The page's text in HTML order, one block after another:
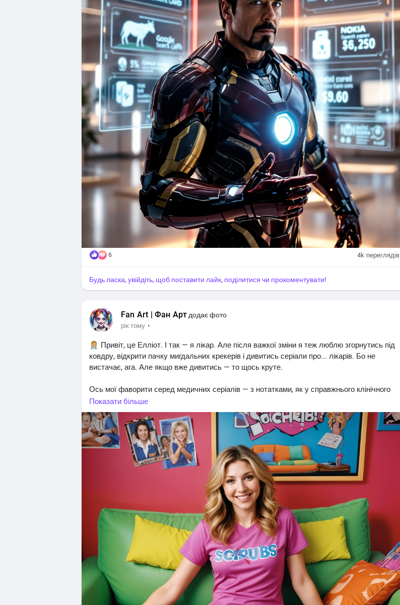
отримали ліцензію від Disney, зробили тонну іграшок, а вже потім, у 1972 році, відкрили
для себе світ відеоігор.
4. 🔍 Коли ти в останнє гуглив? Коли? Скажу так: прямо в цей момент в Google
вбивають 40 000 запитів за секунду. На день — 3,7 мільярда. На рік — 1,2 трильйона.
5. 🧻 Nokia — не лише про телефони. Колись цей гігант починав як... паперовий
комбінат. У 1865 році вони робили туалетний папір, а потім — кабелі, гуму, шини, й тільки
в кінці XX століття відкрили для себе мобільні телефони.
6. 💵 Ти здивуєшся, але 92% усіх грошей існують лише в цифрах. Так-так, лише в
комп’ютерах, платіжних системах, банківських рахунках. Тобто лише 8% — це справжні,
паперові чи металеві гроші, а все інше — просто цифри в системі.
🌐 Так, наш світ — той ще коктейль із цифр, гіків, телефонів, кіз та гральних карт. І в
цьому кайф.
З повагою від людини, чий костюм не глючить,
Тоні Старк 🦾⚡
#супер_факт #супер_порада
6 4k переглядів
Будь ласка, увійдіть, щоб поставити лайк, поділитися чи прокоментувати!
Fan Art | Фан Арт додає фото
рік тому ·
👩🏼‍⚕️ Привіт, це Елліот. І так — я лікар. Але після важкої зміни я теж люблю згорнутись під
ковдру, відкрити пачку мигдальних крекерів і дивитись серіали про... лікарів. Бо не
вистачає, ага. Але якщо вже дивитись — то щось круте.
Ось мої фаворити серед медичних серіалів — з нотатками, як у справжнього клінічного
рецензента:
Анатомія Ґрей (Grey's Anatomy) — якщо вам подобаються драми, романтика, складні
операції, ще більше драми... і Шонда Раймс. Плюс — хтось завжди кричить "Ми його
втрачаємо!"
Добрий лікар (The Good Doctor) — неймовірний Шон з аутизмом та синдромом саванта.
Так, трохи ідеалізовано, але... дуже зворушливо.
Доктор Хаус (House M.D.) — сарказм, хронічний біль, віртуозні діагнози. Грегорі Хаус —
людина, яку я б точно намагалася вилікувати... або уникати.
Клініка (Scrubs) — ееее, хтось мав це сказати 😅 Дуже точне відображення лікарняного
хаосу. Особливо коли тебе звати Елліот і ти працюєш з купою диваків.
Новий Амстердам (New Amsterdam) — якщо ви хочете вірити, що медицина може
змінити світ. І що головний лікар може бути таким... чарівним.
Швидка допомога (ER) — класика. Якщо вам не вистачає 90-х, молодого Джорджа Клуні
Показати більше